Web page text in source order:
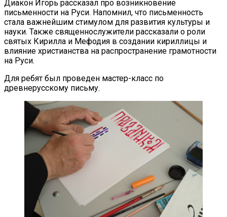
Диакон Игорь рассказал про возникновение
письменности на Руси. Напомнил, что письменность
стала важнейшим стимулом для развития культуры и
науки. Также священнослужители рассказали о роли
святых Кирилла и Мефодия в создании кириллицы и
влияние христианства на распространение грамотности
на Руси.
Для ребят был проведен мастер-класс по
древнерусскому письму.